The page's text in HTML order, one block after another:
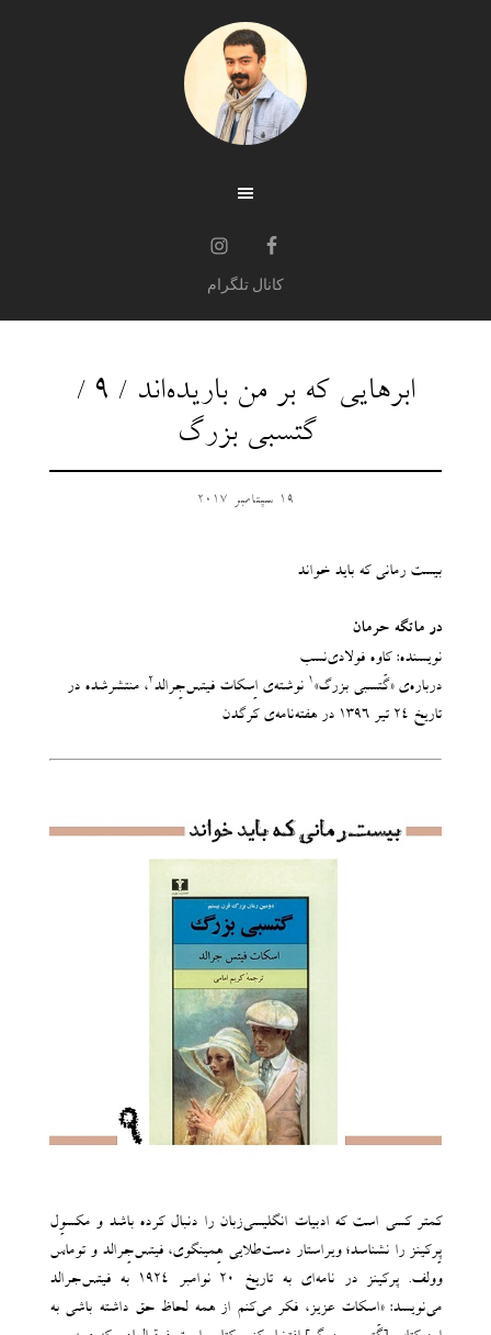
کانال تلگرام
ابرهایی که بر من باریده‌اند / ۹ /
گتسبی بزرگ
19 سپتامبر 2017
بیست رمانی که باید خواند
در ماتگه حرمان
نویسنده: کاوه فولادی‌نسب
درباره‌ی «گَتسبی بزرگ»1 نوشته‌ی اِسکات فیتس‌جِرالد2، منتشرشده در
تاریخ ۲۴ تیر ۱۳۹۶ در هفته‌نامه‌ی کرگدن
کمتر کسی است که ادبیات انگلیسی‌زبان را دنبال کرده باشد و مکسوِل
پِرکینز را نشناسد؛ ویراستار دست‌طلایی هِمینگوی، فیتس‌جِرالد و توماس
وولف. پرکینز در نامه‌ای به تاریخ ۲۰ نوامبر ۱۹۲۴ به فیتس‌جرالد
می‌نویسد: «اسکات عزیز، فکر می‌کنم از همه لحاظ حق داشته باشی به